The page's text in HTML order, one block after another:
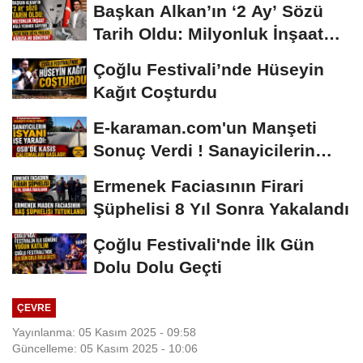
Başkan Alkan’ın ‘2 Ay’ Sözü
Tarih Oldu: Milyonluk İnşaat
Çoğlu Festivali’nde Hüseyin
Kağıt Coşturdu
E-karaman.com'un Manşeti
Sonuç Verdi ! Sanayicilerin
Ermenek Faciasının Firari
Şüphelisi 8 Yıl Sonra Yakalandı
Çoğlu Festivali'nde İlk Gün
Dolu Dolu Geçti
ÇEVRE
Yayınlanma: 05 Kasım 2025 - 09:58
Güncelleme: 05 Kasım 2025 - 10:06